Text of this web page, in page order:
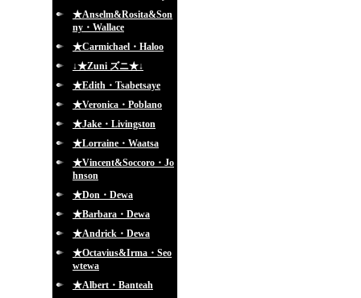
★Anselm&Rosita&Son
ny・Wallace
★Carmichael・Haloo
↓★Zuni ズニ★↓
★Edith・Tsabetsaye
★Veronica・Poblano
★Jake・Livingston
★Lorraine・Waatsa
★Vincent&Soccoro・Jo
hnson
★Don・Dewa
★Barbara・Dewa
★Andrick・Dewa
★Octavius&Irma・Seo
wtewa
★Albert・Banteah